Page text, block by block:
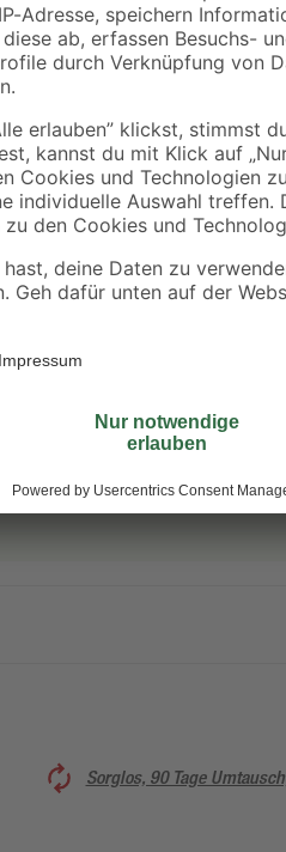
Spielsand beige 0-2
mm 25 kg
€ / Kilogramm
50 l
0,20
ordern wir deine Pflanze erst
du dich über eine frische und
Sorglos, 90 Tage